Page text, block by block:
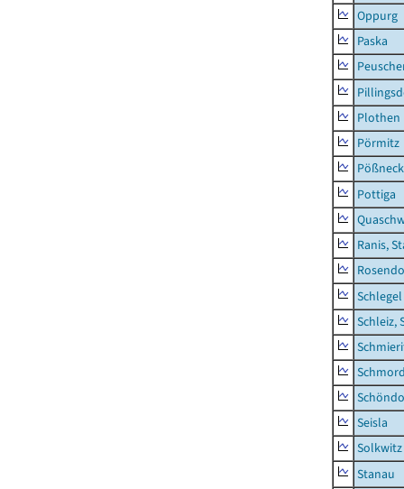
Oppurg
Paska
Plothen
Pörmitz
Pottiga
Ranis,
Schlegel
Schleiz,
Seisla
Solkwitz
Stanau